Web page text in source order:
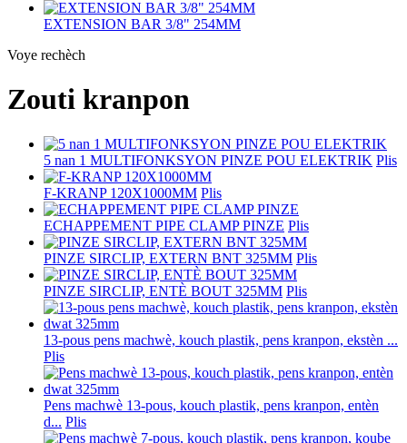
EXTENSION BAR 3/8" 254MM
Voye rechèch
Zouti kranpon
5 nan 1 MULTIFONKSYON PINZE POU ELEKTRIK Plis
F-KRANP 120X1000MM Plis
ECHAPPEMENT PIPE CLAMP PINZE Plis
PINZE SIRCLIP, EXTERN BNT 325MM Plis
PINZE SIRCLIP, ENTÈ BOUT 325MM Plis
13-pous pens machwè, kouch plastik, pens kranpon, ekstèn ...
Plis
Pens machwè 13-pous, kouch plastik, pens kranpon, entèn
d... Plis